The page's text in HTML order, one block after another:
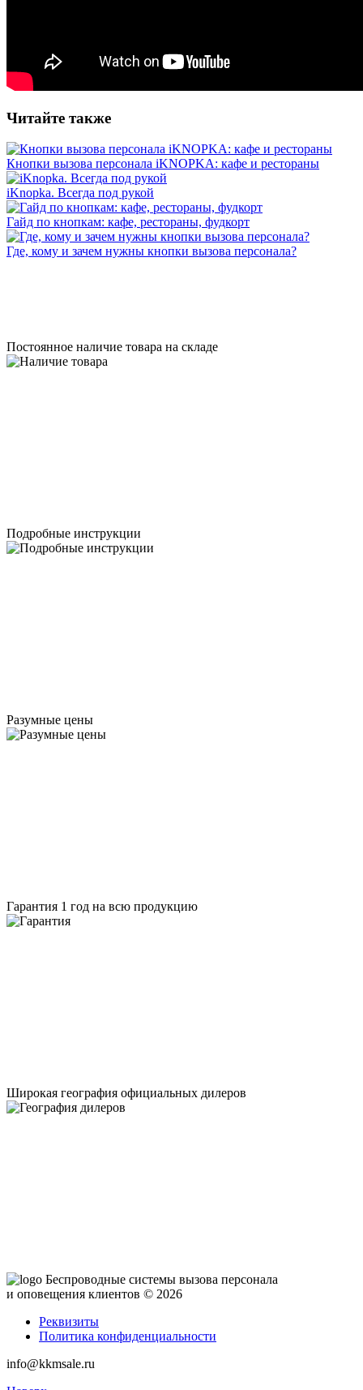
Читайте также
Кнопки вызова персонала iKNOPKA: кафе и рестораны
iKnopka. Всегда под рукой
Гайд по кнопкам: кафе, рестораны, фудкорт
Где, кому и зачем нужны кнопки вызова персонала?
Постоянное наличие товара на складе
Подробные инструкции
Разумные цены
Гарантия 1 год на всю продукцию
Широкая география официальных дилеров
Беспроводные системы вызова персонала
и оповещения клиентов © 2026
Реквизиты
Политика конфиденциальности
info@kkmsale.ru